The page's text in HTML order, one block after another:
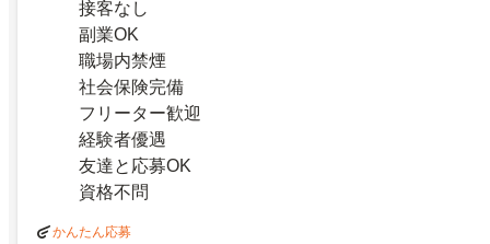
接客なし
副業OK
職場内禁煙
社会保険完備
フリーター歓迎
経験者優遇
友達と応募OK
資格不問
かんたん応募